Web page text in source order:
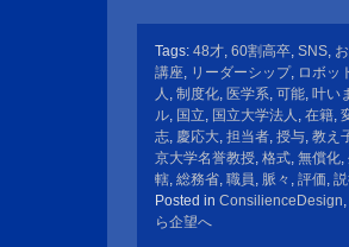
Tags: 48才, 60割高卒, SNS,
講座, リーダーシップ, ロボッ
人 , 制度化, 医学系, 可能, 叶い
ル, 国立, 国立大学法人 , 在籍,
志, 慶応大, 担当者, 授与, 教え
京大学名誉教授, 格式, 無償化,
轄, 総務省, 職員, 脈々 , 評価,
Posted in ConsilienceDesign,
ら企望へ